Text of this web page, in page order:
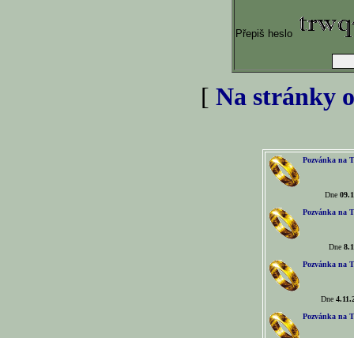
Přepiš heslo
[ Na stránky
Pozvánka na
Dne
Pozvánka na
Dne
Pozvánka na
Dne
Pozvánka na